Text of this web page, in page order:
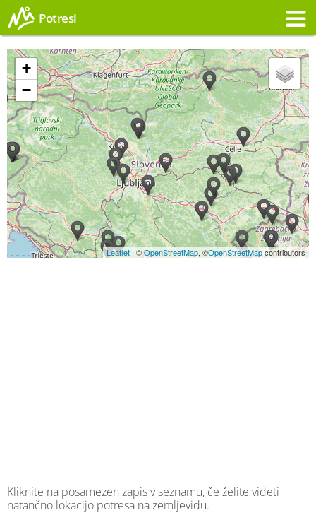
Potresi
Opozorilo
+
−
Leaflet | ©OpenStreetMap, ©OpenStreetMapcontributors
Kliknite na posamezen zapis v seznamu, če želite videti
natančno lokacijo potresa na zemljevidu.